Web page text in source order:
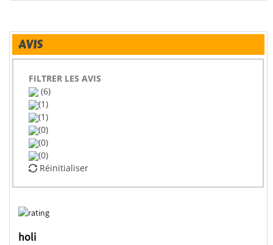
AVIS
FILTRER LES AVIS
(6)
(1)
(1)
(0)
(0)
(0)
Réinitialiser
holi